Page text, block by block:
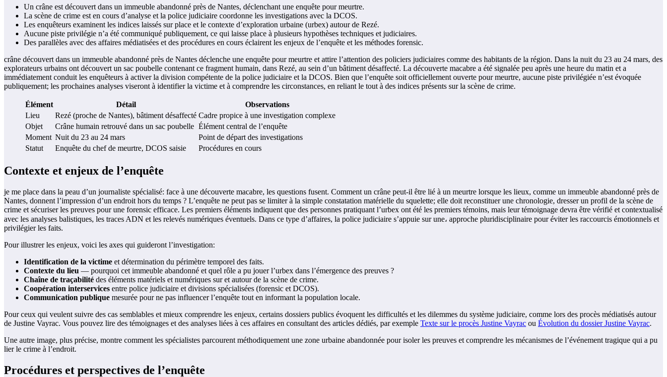
Un crâne est découvert dans un immeuble abandonné près de Nantes, déclenchant une enquête pour meurtre.
La scène de crime est en cours d’analyse et la police judiciaire coordonne les investigations avec la DCOS.
Les enquêteurs examinent les indices laissés sur place et le contexte d’exploration urbaine (urbex) autour de Rezé.
Aucune piste privilégie n’a été communiqué publiquement, ce qui laisse place à plusieurs hypothèses techniques et judiciaires.
Des parallèles avec des affaires médiatisées et des procédures en cours éclairent les enjeux de l’enquête et les méthodes forensic.
crâne découvert dans un immeuble abandonné près de Nantes déclenche une enquête pour meurtre et attire l’attention des policiers judiciaires comme des habitants de la région. Dans la nuit du 23 au 24 mars, des
explorateurs urbains ont découvert un sac poubelle contenant ce fragment humain, dans Rezé, au sein d’un bâtiment désaffecté. La découverte macabre a été signalée peu après une heure du matin et a
immédiatement conduit les enquêteurs à activer la division compétente de la police judiciaire et la DCOS. Bien que l’enquête soit officiellement ouverte pour meurtre, aucune piste privilégiée n’est évoquée
publiquement; les prochaines analyses viseront à identifier la victime et à comprendre les circonstances, en reliant le tout à des indices présents sur la scène de crime.
Élément Détail
Observations
Lieu
Rezé (proche de Nantes), bâtiment désaffecté Cadre propice à une investigation complexe
Objet
Crâne humain retrouvé dans un sac poubelle Élément central de l’enquête
Moment Nuit du 23 au 24 mars
Point de départ des investigations
Statut
Enquête du chef de meurtre, DCOS saisie Procédures en cours
Contexte et enjeux de l’enquête
je me place dans la peau d’un journaliste spécialisé: face à une découverte macabre, les questions fusent. Comment un crâne peut-il être lié à un meurtre lorsque les lieux, comme un immeuble abandonné près de
Nantes, donnent l’impression d’un endroit hors du temps ? L’enquête ne peut pas se limiter à la simple constatation matérielle du squelette; elle doit reconstituer une chronologie, dresser un profil de la scène de
crime et sécuriser les preuves pour une forensic efficace. Les premiers éléments indiquent que des personnes pratiquant l’urbex ont été les premiers témoins, mais leur témoignage devra être vérifié et contextualisé
avec les analyses balistiques, les traces ADN et les relevés numériques éventuels. Dans ce type d’affaires, la police judiciaire s’appuie sur une، approche pluridisciplinaire pour éviter les raccourcis émotionnels et
privilégier les faits.
Pour illustrer les enjeux, voici les axes qui guideront l’investigation:
Identification de la victime et détermination du périmètre temporel des faits.
Contexte du lieu — pourquoi cet immeuble abandonné et quel rôle a pu jouer l’urbex dans l’émergence des preuves ?
Chaîne de traçabilité des éléments matériels et numériques sur et autour de la scène de crime.
Coopération interservices entre police judiciaire et divisions spécialisées (forensic et DCOS).
Communication publique mesurée pour ne pas influencer l’enquête tout en informant la population locale.
Pour ceux qui veulent suivre des cas semblables et mieux comprendre les enjeux, certains dossiers publics évoquent les difficultés et les dilemmes du système judiciaire, comme lors des procès médiatisés autour
de Justine Vayrac. Vous pouvez lire des témoignages et des analyses liées à ces affaires en consultant des articles dédiés, par exemple Texte sur le procès Justine Vayrac ou Évolution du dossier Justine Vayrac.
Une autre image, plus précise, montre comment les spécialistes parcourent méthodiquement une zone urbaine abandonnée pour isoler les preuves et comprendre les mécanismes de l’événement tragique qui a pu
lier le crime à l’endroit.
Procédures et perspectives de l’enquête